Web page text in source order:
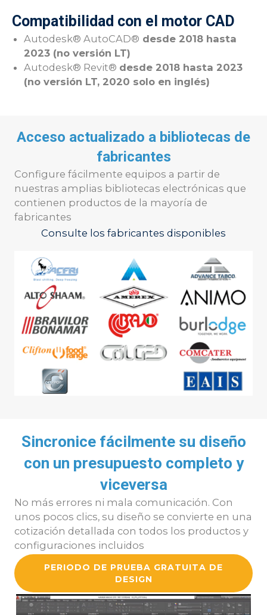
Compatibilidad con el motor CAD
Autodesk® AutoCAD® desde 2018 hasta
2023 (no versión LT)
Autodesk® Revit® desde 2018 hasta 2023
(no versión LT, 2020 solo en inglés)
Acceso actualizado a bibliotecas de
fabricantes
Configure fácilmente equipos a partir de
nuestras amplias bibliotecas electrónicas que
contienen productos de la mayoría de
fabricantes
Consulte los fabricantes disponibles
Sincronice fácilmente su diseño
con un presupuesto completo y
viceversa
No más errores ni mala comunicación. Con
unos pocos clics, su diseño se convierte en una
cotización detallada con todos los productos y
configuraciones incluidos
PERIODO DE PRUEBA GRATUITA DE
DESIGN